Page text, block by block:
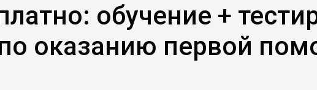
обучение +
оказанию первой